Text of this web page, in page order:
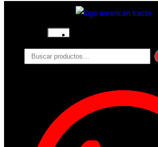
Nosotros
Productos
Refrigerante
Lubricantes